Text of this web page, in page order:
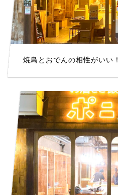
焼鳥とおでんの相性がいい！